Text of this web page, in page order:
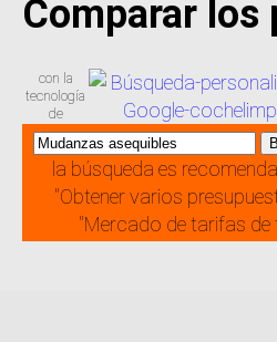
Comparar los
con la
tecnología
de
la búsqueda es
"Obtener varios
"Mercado de tarifas de